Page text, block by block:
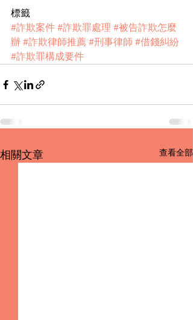
標籤
#詐欺案件 #詐欺罪處理 #被告詐欺怎麼
辦 #詐欺律師推薦 #刑事律師 #借錢糾紛
#詐欺罪構成要件
相關文章 查看全部